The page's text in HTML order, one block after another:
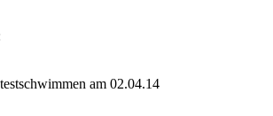
am 02.04.14